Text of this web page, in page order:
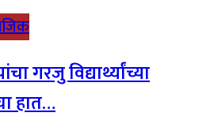
गरजु विद्यार्थ्यांच्या
हात…